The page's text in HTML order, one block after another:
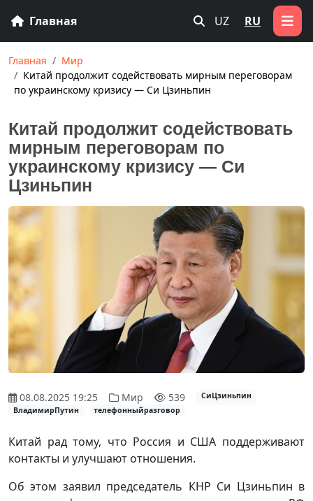
Главная UZ RU
Главная
Мир
Китай продолжит содействовать мирным переговорам
по украинскому кризису — Си Цзиньпин
Китай продолжит содействовать
мирным переговорам по
украинскому кризису — Си
Цзиньпин
08.08.2025 19:25 Мир 539
СиЦзиньпин
ВладимирПутин
телефонныйразговор
Китай рад тому, что Россия и США поддерживают
контакты и улучшают отношения.
Об этом заявил председатель КНР Си Цзиньпин в